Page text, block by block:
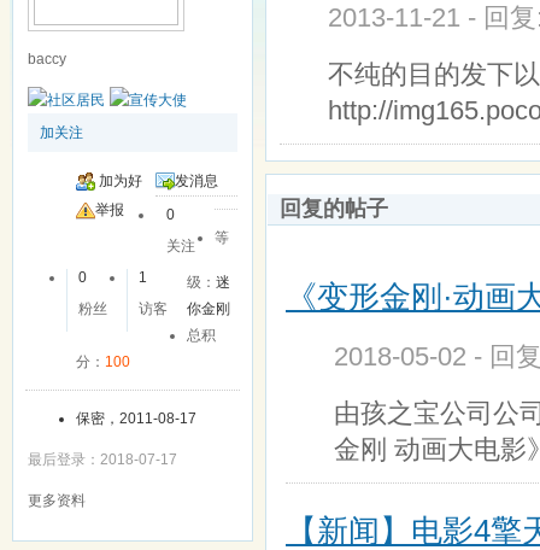
baccy
加关注
加为好
友
发消息
举报
0
关注
0
粉丝
1
访客
等
级：迷
你金刚
总积
分： 100
保密，2011-08-17
最后登录：2018-07-17
更多资料
2013-11-21 - 回
不纯的目的发下
http://
回复的帖子
《变形金刚·动
2018-05-02 - 回
由孩之宝公司公
金刚 动画大电影
【新闻】电影4